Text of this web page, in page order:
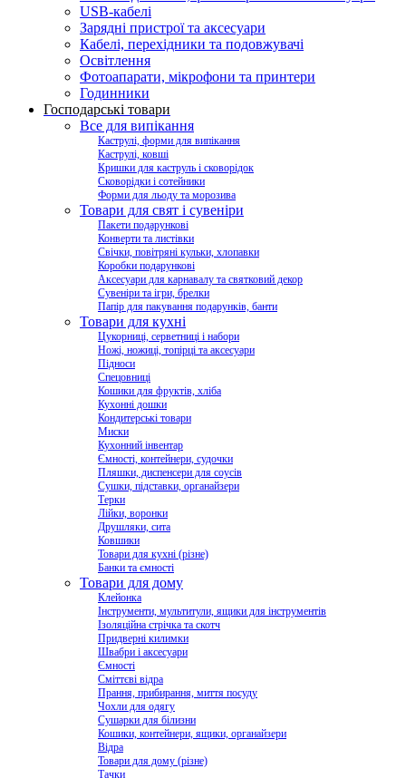
USB-кабелі
Зарядні пристрої та аксесуари
Кабелі, перехідники та подовжувачі
Освітлення
Фотоапарати, мікрофони та принтери
Годинники
Господарські товари
Все для випікання
Каструлі, форми для випікання
Каструлі, ковші
Кришки для каструль і сковорідок
Сковорідки і сотейники
Форми для льоду та морозива
Товари для свят і сувеніри
Пакети подарункові
Конверти та листівки
Свічки, повітряні кульки, хлопавки
Коробки подарункові
Аксесуари для карнавалу та святковий декор
Сувеніри та ігри, брелки
Папір для пакування подарунків, банти
Товари для кухні
Цукорниці, серветниці і набори
Ножі, ножиці, топірці та аксесуари
Підноси
Спецовниці
Кошики для фруктів, хліба
Кухонні дошки
Кондитерські товари
Миски
Кухонний інвентар
Ємності, контейнери, судочки
Пляшки, диспенсери для соусів
Сушки, підставки, органайзери
Терки
Лійки, воронки
Друшляки, сита
Ковшики
Товари для кухні (різне)
Банки та ємності
Товари для дому
Клейонка
Інструменти, мультитули, ящики для інструментів
Ізоляційна стрічка та скотч
Придверні килимки
Швабри і аксесуари
Ємності
Сміттєві відра
Прання, прибирання, миття посуду
Чохли для одягу
Сушарки для білизни
Кошики, контейнери, ящики, органайзери
Відра
Товари для дому (різне)
Тачки